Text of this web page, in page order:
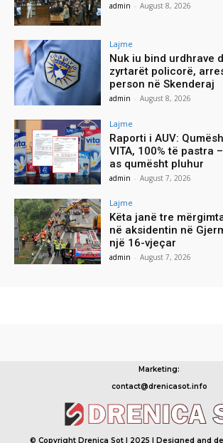
admin - August 8, 2026
Lajme
Nuk iu bind urdhrave
zyrtarët policorë,
person në Skenderaj
admin - August 8, 2026
Lajme
Raporti i AUV:
VITA, 100% të pastra
as qumësht pluhur
admin - August 7, 2026
Lajme
Këta janë tre
në aksidentin në
një 16-vjeçar
admin - August 7, 2026
Marketing:
contact@drenicasot.info
© Copyright Drenica Sot | 2025 | Designed and